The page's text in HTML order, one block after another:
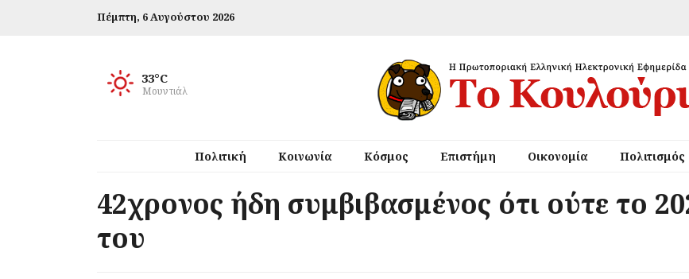
Μουντιάλ
33°C
Πέμπτη, 6 Αυγούστου 2026
Πολιτική Κοινωνία Κόσμος Επιστήμη Οικονομία Πολιτισμός
42χρονος ήδη συμβιβασμένος ότι ούτε το
του